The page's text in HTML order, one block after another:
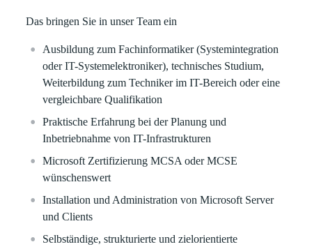
Das bringen Sie in unser Team ein
Ausbildung zum Fachinformatiker (Systemintegration
oder IT-Systemelektroniker), technisches Studium,
Weiterbildung zum Techniker im IT-Bereich oder eine
vergleichbare Qualifikation
Praktische Erfahrung bei der Planung und
Inbetriebnahme von IT-Infrastrukturen
Microsoft Zertifizierung MCSA oder MCSE
wünschenswert
Installation und Administration von Microsoft Server
und Clients
Selbständige, strukturierte und zielorientierte